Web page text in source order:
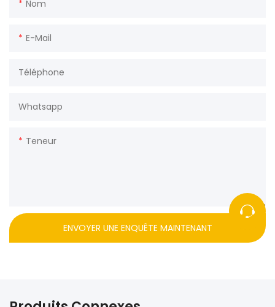
Nom
E-Mail
Téléphone
Whatsapp
Teneur
ENVOYER UNE ENQUÊTE MAINTENANT